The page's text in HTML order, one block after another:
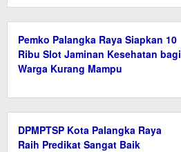
Pemko Palangka Raya Siapkan 10
Ribu Slot Jaminan Kesehatan bagi
Warga Kurang Mampu
DPMPTSP Kota Palangka Raya
Raih Predikat Sangat Baik